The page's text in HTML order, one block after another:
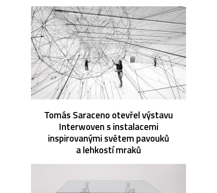
Tomás Saraceno otevřel výstavu
Interwoven s instalacemi
inspirovanými světem pavouků
a lehkostí mraků